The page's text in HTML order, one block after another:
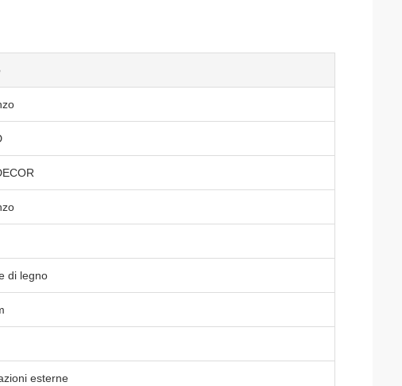
di legno
esterne